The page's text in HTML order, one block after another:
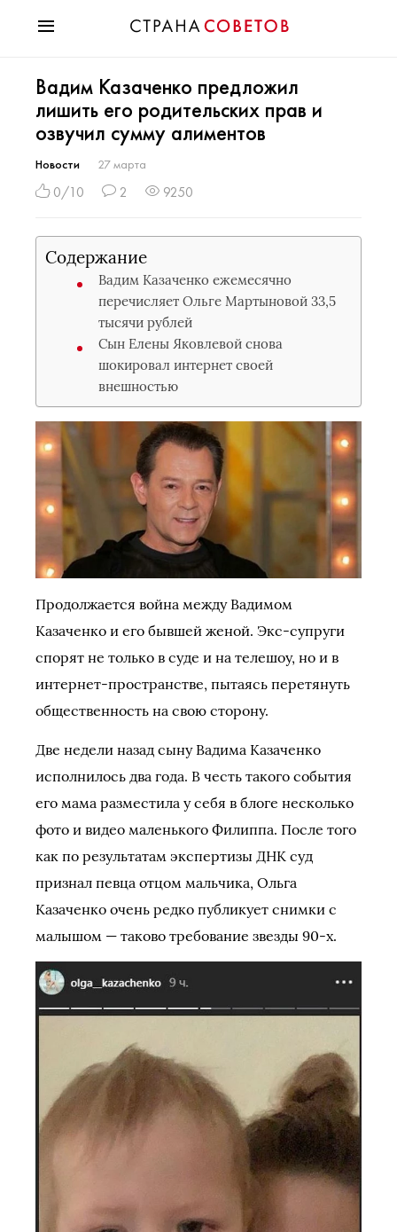
Мода
Звезды
Гороскопы
Здоровье
Психология
Разное
Праздники
Вадим Казаченко предложил
лишить его родительских прав и
озвучил сумму алиментов
Новости 27 марта
0/10 2 9250
Содержание
Вадим Казаченко ежемесячно
перечисляет Ольге Мартыновой 33,5
тысячи рублей
Сын Елены Яковлевой снова
шокировал интернет своей
внешностью
Продолжается война между Вадимом
Казаченко и его бывшей женой. Экс-супруги
спорят не только в суде и на телешоу, но и в
интернет-пространстве, пытаясь перетянуть
общественность на свою сторону.
Две недели назад сыну Вадима Казаченко
исполнилось два года. В честь такого события
его мама разместила у себя в блоге несколько
фото и видео маленького Филиппа. После того
как по результатам экспертизы ДНК суд
признал певца отцом мальчика, Ольга
Казаченко очень редко публикует снимки с
малышом — таково требование звезды 90-х.